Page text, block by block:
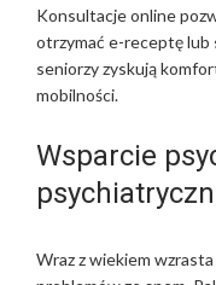
Konsultacje online
otrzymać e-receptę lub
seniorzy zyskują
mobilności.
Wsparcie
Wraz z wiekiem